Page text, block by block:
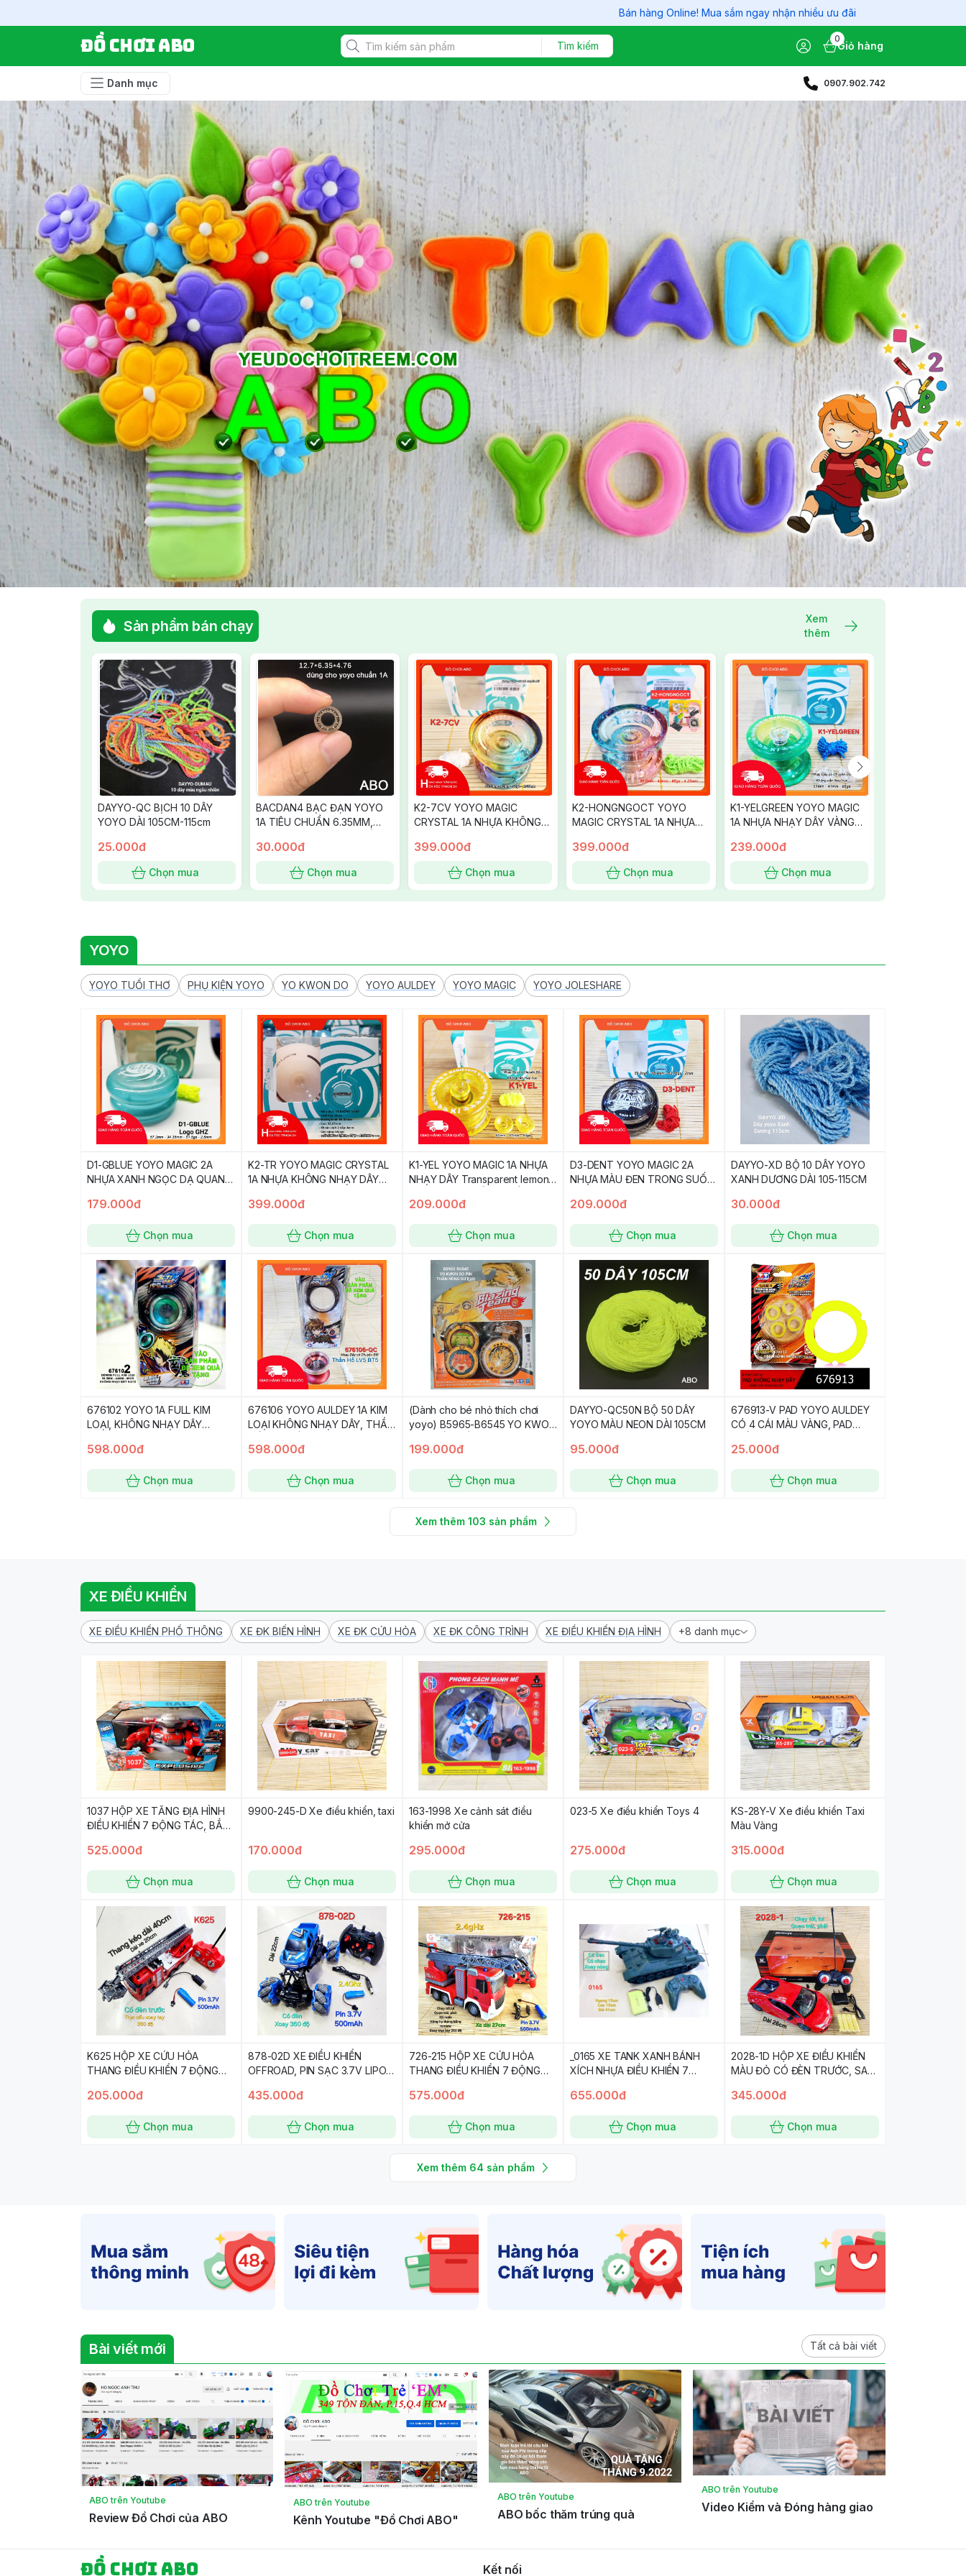
Bán hàng Online! Mua sắm ngay nhận nhiều ưu đãi
Đồ chơi ABO Tìm kiếm
0
Giỏ hàng
Danh mục 0907.902.742
Sản phẩm bán chạy
Xem
thêm
DAYYO-QC BỊCH 10 DÂY
YOYO DÀI 105CM-115cm
25.000đ
Chọn mua
BACDAN4 BẠC ĐẠN YOYO
1A TIÊU CHUẨN 6.35MM,
P6
30.000đ
Chọn mua
K2-7CV YOYO MAGIC
CRYSTAL 1A NHỰA KHÔNG
VÒNG Triple fade
399.000đ
Chọn mua
K2-HONGNGOCT YOYO
MAGIC CRYSTAL 1A NHỰA
NGỌC TRONG Tran Blue and
Red fade
399.000đ
Chọn mua
K1-YELGREEN YOYO MAGIC
1A NHỰA NHẠY DÂY VÀNG
green fade
239.000đ
Chọn mua
YOYO
YOYO TUỔI THƠ PHỤ KIỆN YOYO YO KWON DO YOYO AULDEY YOYO MAGIC YOYO JOLESHARE
D1-GBLUE YOYO MAGIC 2A
NHỰA XANH NGỌC DẠ QUANG
179.000đ
Chọn mua
K2-TR YOYO MAGIC CRYSTAL
1A NHỰA KHÔNG NHẠY DÂY
399.000đ
Chọn mua
K1-YEL YOYO MAGIC 1A NHỰA
NHẠY DÂY Transparent lemon
KHÔNG NHẠY
209.000đ
Chọn mua
D3-DENT YOYO MAGIC 2A
NHỰA MÀU ĐEN TRONG SUỐT
209.000đ
Chọn mua
DAYYO-XD BỘ 10 DÂY YOYO
XANH DƯƠNG DÀI 105-115CM
30.000đ
Chọn mua
676102 YOYO 1A FULL KIM
LOẠI, KHÔNG NHẠY DÂY
598.000đ
Chọn mua
676106 YOYO AULDEY 1A KIM
LOẠI KHÔNG NHẠY DÂY, THẦN
5
598.000đ
Chọn mua
(Dành cho bé nhỏ thích chơi
yoyo) B5965-B6545 YO KWON
AULDEY HASBRO BẢN QUỐC
TẾ
199.000đ
Chọn mua
DAYYO-QC50N BỘ 50 DÂY
YOYO MÀU NEON DÀI 105CM
95.000đ
Chọn mua
676913-V PAD YOYO AULDEY
CÓ 4 CÁI MÀU VÀNG, PAD
NHẠY DÂY CHO YOYO AULDEY
25.000đ
Chọn mua
Xem thêm 103 sản phẩm
XE ĐIỀU KHIỂN
XE ĐIỀU KHIỂN PHỔ THÔNG XE ĐK BIẾN HÌNH XE ĐK CỨU HỎA XE ĐK CÔNG TRÌNH XE ĐIỀU KHIỂN ĐỊA HÌNH +8 danh mục
1037 HỘP XE TĂNG ĐỊA HÌNH
ĐIỀU KHIỂN 7 ĐỘNG TÁC, BẮN
ĐÈN, CÓ SẠC
525.000đ
Chọn mua
9900-245-D Xe điều khiển, taxi
170.000đ
Chọn mua
163-1998 Xe cảnh sát điều
khiển mở cửa
295.000đ
Chọn mua
023-5 Xe điều khiển Toys 4
275.000đ
Chọn mua
KS-28Y-V Xe điều khiển Taxi
Màu Vàng
315.000đ
Chọn mua
K625 HỘP XE CỨU HỎA
THANG ĐIỀU KHIỂN 7 ĐỘNG
20CM
205.000đ
Chọn mua
878-02D XE ĐIỀU KHIỂN
OFFROAD, PIN SẠC 3.7V LIPO,
435.000đ
Chọn mua
726-215 HỘP XE CỨU HỎA
THANG ĐIỀU KHIỂN 7 ĐỘNG
575.000đ
Chọn mua
_0165 XE TANK XANH BÁNH
XÍCH NHỰA ĐIỀU KHIỂN 7
THANH BẮN, PIN SẠC 7.2V,
SÓNG 2.4GHZ Call Of Duty
655.000đ
Chọn mua
2028-1D HỘP XE ĐIỀU KHIỂN
MÀU ĐỎ CÓ ĐÈN TRƯỚC, SAU
345.000đ
Chọn mua
Xem thêm 64 sản phẩm
Bài viết mới Tất cả bài viết
ABO trên Youtube
Review Đồ Chơi của ABO
ABO trên Youtube
Kênh Youtube "Đồ Chơi ABO"
ABO trên Youtube
ABO bốc thăm trúng quà
ABO trên Youtube
Video Kiểm và Đóng hàng giao
Đồ chơi ABO Kết nối